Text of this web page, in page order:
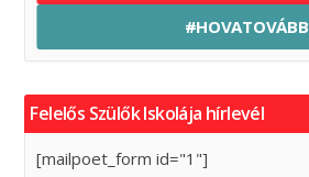
#HOVATOVÁBB
Felelős Szülők Iskolája hírlevél
[mailpoet_form id="1"]